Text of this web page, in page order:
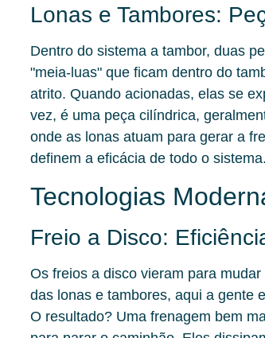
Lonas e Tambores:
Dentro do sistema a tambor, duas
"meia-luas" que ficam dentro do
atrito. Quando acionadas, elas se
vez, é uma peça cilíndrica,
onde as lonas atuam para gerar a
definem a eficácia de todo o sistema.
Tecnologias
Freio a Disco:
Os freios a disco vieram para
das lonas e tambores, aqui a gente
O resultado? Uma frenagem bem